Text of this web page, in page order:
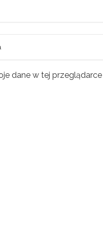
dane w tej